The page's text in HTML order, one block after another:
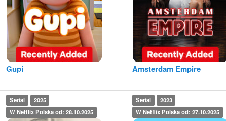
Gupi Amsterdam Empire
Serial
2025
W Netflix Polska od: 28.10.2025
Serial
2023
W Netflix Polska od: 27.10.2025